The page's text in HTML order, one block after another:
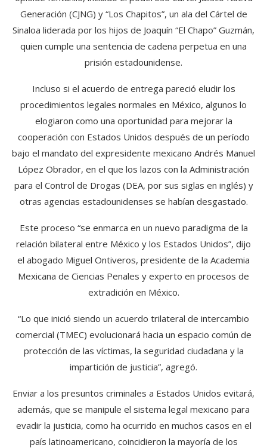
Generación (CJNG) y “Los Chapitos”, un ala del Cártel de
Sinaloa liderada por los hijos de Joaquín “El Chapo” Guzmán,
quien cumple una sentencia de cadena perpetua en una
prisión estadounidense.
Incluso si el acuerdo de entrega pareció eludir los
procedimientos legales normales en México, algunos lo
elogiaron como una oportunidad para mejorar la
cooperación con Estados Unidos después de un período
bajo el mandato del expresidente mexicano Andrés Manuel
López Obrador, en el que los lazos con la Administración
para el Control de Drogas (DEA, por sus siglas en inglés) y
otras agencias estadounidenses se habían desgastado.
Este proceso “se enmarca en un nuevo paradigma de la
relación bilateral entre México y los Estados Unidos”, dijo
el abogado Miguel Ontiveros, presidente de la Academia
Mexicana de Ciencias Penales y experto en procesos de
extradición en México.
“Lo que inició siendo un acuerdo trilateral de intercambio
comercial (TMEC) evolucionará hacia un espacio común de
protección de las víctimas, la seguridad ciudadana y la
impartición de justicia”, agregó.
Enviar a los presuntos criminales a Estados Unidos evitará,
además, que se manipule el sistema legal mexicano para
evadir la justicia, como ha ocurrido en muchos casos en el
país latinoamericano, coincidieron la mayoría de los